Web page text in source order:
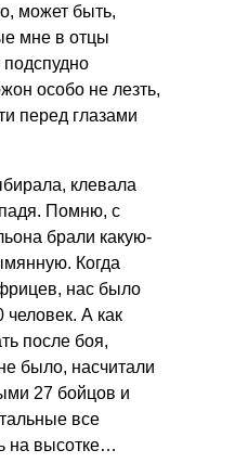
может быть,
мне в отцы
подспудно
особо не лезть,
перед глазами
клевала
Помню, с
брали какую-
Когда
нас было
человек. А как
после боя,
было, насчитали
27 бойцов и
все
на высотке…